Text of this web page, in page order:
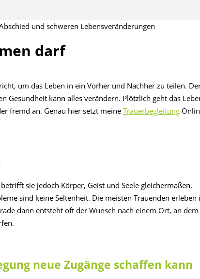
darf
um das Leben in ein Vorher und Nachher zu teilen.
Gesundheit kann alles verändern. Plötzlich geht das
fremd an. Genau hier setzt meine Trauerbegleitung
sie jedoch Körper, Geist und Seele gleichermaßen.
sind keine Seltenheit. Die meisten Trauenden erleben
dann entsteht oft der Wunsch nach einem Ort, an dem
neue Zugänge schaffen kann